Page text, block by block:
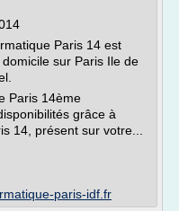
Paris 14 est
sur Paris Ile de
Paris 14ème
grâce à
14, présent sur votre...
paris-idf.fr